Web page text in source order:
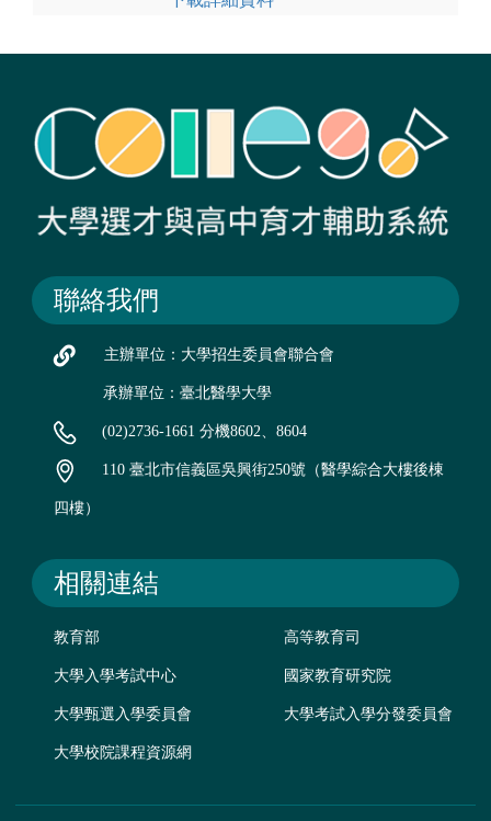
聯絡我們
主辦單位：大學招生委員會聯合會
承辦單位：臺北醫學大學
(02)2736-1661 分機8602、8604
110 臺北市信義區吳興街250號（醫學綜合大樓後棟
四樓）
相關連結
教育部 高等教育司
大學入學考試中心 國家教育研究院
大學甄選入學委員會 大學考試入學分發委員會
大學校院課程資源網